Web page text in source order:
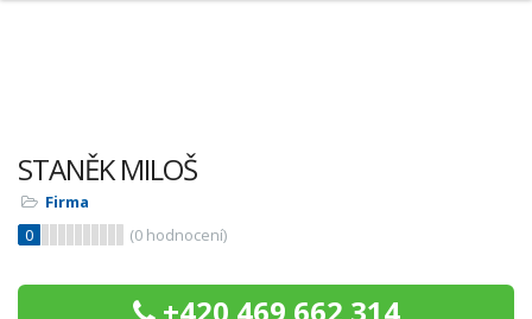
STANĚK MILOŠ
Firma
0
(0 hodnocení)